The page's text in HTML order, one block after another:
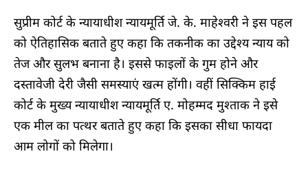
सुप्रीम कोर्ट के न्यायाधीश न्यायमूर्ति जे. के. माहेश्वरी ने इस पहल
को ऐतिहासिक बताते हुए कहा कि तकनीक का उद्देश्य न्याय को
तेज और सुलभ बनाना है। इससे फाइलों के गुम होने और
दस्तावेजी देरी जैसी समस्याएं खत्म होंगी। वहीं सिक्किम हाई
कोर्ट के मुख्य न्यायाधीश न्यायमूर्ति ए. मोहम्मद मुश्ताक ने इसे
एक मील का पत्थर बताते हुए कहा कि इसका सीधा फायदा
आम लोगों को मिलेगा।